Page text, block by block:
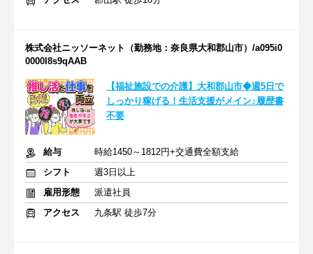
株式会社ニッソーネット（勤務地：奈良県大和郡山市）/a095i0
0000I8s9qAAB
【福祉施設での介護】大和郡山市◆週5日で
しっかり稼げる！生活支援がメイン♪履歴書
不要
給与
時給1450～1812円+交通費全額支給
シフト
週3日以上
雇用形態
派遣社員
アクセス
九条駅 徒歩7分